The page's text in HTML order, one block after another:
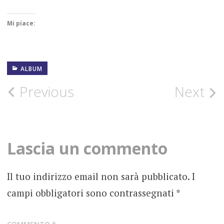
Mi piace:
ALBUM
22
MAGGIO
INSIDE
OUT
Post
Previous Next
Lascia un commento
Il tuo indirizzo email non sarà pubblicato. I
campi obbligatori sono contrassegnati *